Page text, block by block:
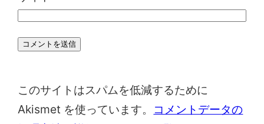
このサイトはスパムを低減するために
Akismet を使っています。
コメントデータの